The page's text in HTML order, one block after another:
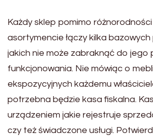
Każdy sklep pomimo
asortymencie łączy kilka
jakich nie może zabraknąć do jego
funkcjonowania. Nie mówiąc o mebli
ekspozycyjnych każdemu
potrzebna będzie kasa fiskalna.
urządzeniem jakie rejestruje
czy też świadczone usługi.